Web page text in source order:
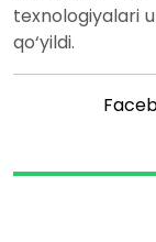
texnologiyalari
qo‘yildi.